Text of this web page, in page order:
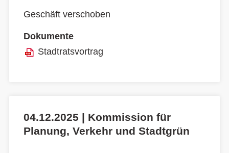
Geschäft verschoben
Dokumente
Stadtratsvortrag
04.12.2025 | Kommission für
Planung, Verkehr und Stadtgrün